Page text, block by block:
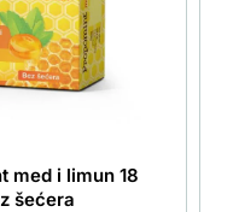
med i limun 18
šećera